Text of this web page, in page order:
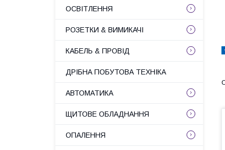
ОСВІТЛЕННЯ
РОЗЕТКИ & ВИМИКАЧІ
КАБЕЛЬ & ПРОВІД
ДРІБНА ПОБУТОВА ТЕХНІКА
АВТОМАТИКА
ЩИТОВЕ ОБЛАДНАННЯ
ОПАЛЕННЯ